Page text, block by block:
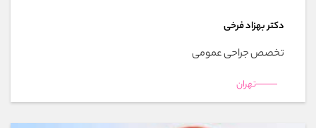
دکتر بهزاد فرخی
تخصص جراحی عمومی
تهران